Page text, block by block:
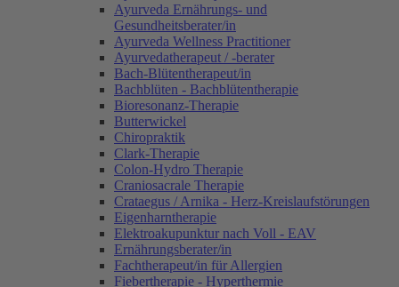
Ayurveda Ernährungs- und
Gesundheitsberater/in
Ayurveda Wellness Practitioner
Ayurvedatherapeut / -berater
Bach-Blütentherapeut/in
Bachblüten - Bachblütentherapie
Bioresonanz-Therapie
Butterwickel
Chiropraktik
Clark-Therapie
Colon-Hydro Therapie
Craniosacrale Therapie
Crataegus / Arnika - Herz-Kreislaufstörungen
Eigenharntherapie
Elektroakupunktur nach Voll - EAV
Ernährungsberater/in
Fachtherapeut/in für Allergien
Fiebertherapie - Hyperthermie